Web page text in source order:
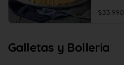
$33.990
Galletas y Bolleria